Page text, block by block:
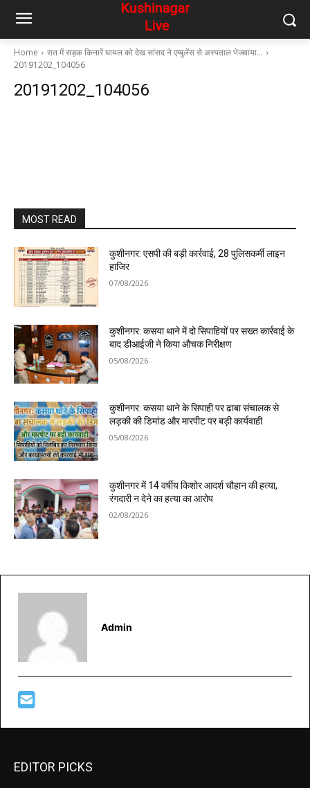
Home
रात में सड़क किनारें घायल को देख सांसद ने एम्बुलेंस से अस्पताल भेजवाया…
20191202_104056
20191202_104056
MOST READ
कुशीनगर: एसपी की बड़ी कार्रवाई, 28 पुलिसकर्मी लाइन
हाजिर
07/08/2026
कुशीनगर: कसया थाने में दो सिपाहियों पर सख्त कार्रवाई के
बाद डीआईजी ने किया औचक निरीक्षण
05/08/2026
कुशीनगर: कसया थाने के सिपाही पर ढाबा संचालक से
लड़की की डिमांड और मारपीट पर बड़ी कार्यवाही
05/08/2026
कुशीनगर में 14 वर्षीय किशोर आदर्श चौहान की हत्या,
रंगदारी न देने का हत्या का आरोप
02/08/2026
Admin
EDITOR PICKS